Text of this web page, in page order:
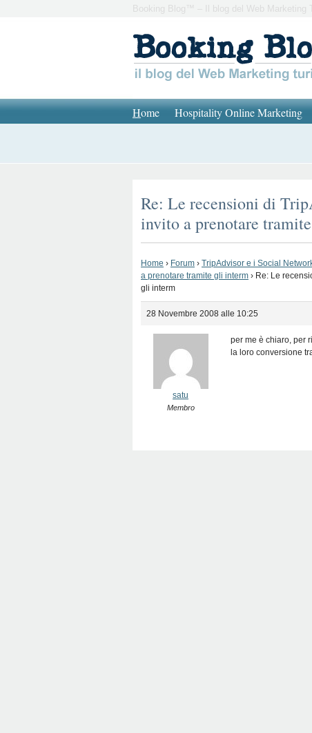
Booking Blog™ – Il blog del Web Marketing
Home Hospitality Online Marketing
Re: Le recensioni di
invito a prenotare
Home › Forum › TripAdvisor e i Social
a prenotare tramite gli interm › Re: Le
gli interm
28 Novembre 2008 alle 10:25
satu
Membro
per me è chiaro, per
la loro conversione